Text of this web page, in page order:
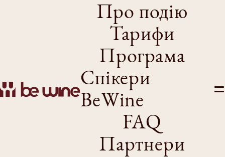
Про подію
Тарифи
Програма
Спікери
BeWine
FAQ
Партнери